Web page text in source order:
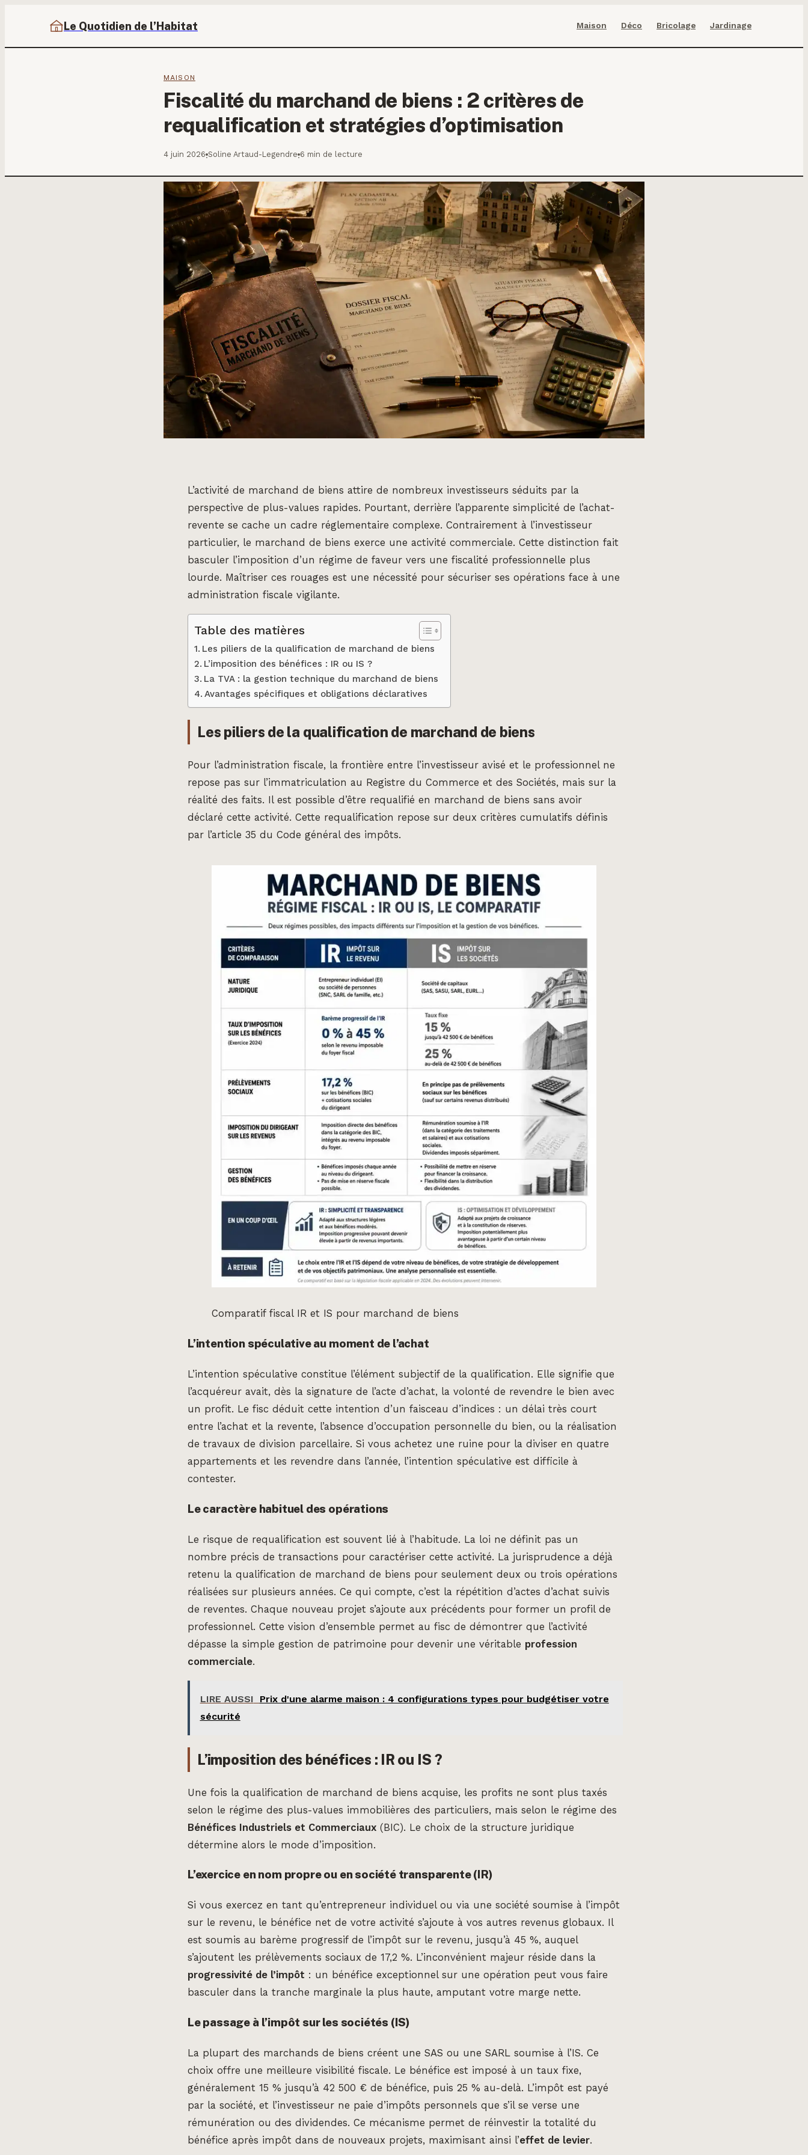
Le Quotidien de l’Habitat Maison Déco Bricolage Jardinage
MAISON
Fiscalité du marchand de biens : 2 critères de
requalification et stratégies d’optimisation
4 juin 2026·Soline Artaud-Legendre·6 min de lecture
L’activité de marchand de biens attire de nombreux investisseurs séduits par la
perspective de plus-values rapides. Pourtant, derrière l’apparente simplicité de l’achat-
revente se cache un cadre réglementaire complexe. Contrairement à l’investisseur
particulier, le marchand de biens exerce une activité commerciale. Cette distinction fait
basculer l’imposition d’un régime de faveur vers une fiscalité professionnelle plus
lourde. Maîtriser ces rouages est une nécessité pour sécuriser ses opérations face à une
administration fiscale vigilante.
Table des matières
Les piliers de la qualification de marchand de biens
L’imposition des bénéfices : IR ou IS ?
La TVA : la gestion technique du marchand de biens
Avantages spécifiques et obligations déclaratives
Les piliers de la qualification de marchand de biens
Pour l’administration fiscale, la frontière entre l’investisseur avisé et le professionnel ne
repose pas sur l’immatriculation au Registre du Commerce et des Sociétés, mais sur la
réalité des faits. Il est possible d’être requalifié en marchand de biens sans avoir
déclaré cette activité. Cette requalification repose sur deux critères cumulatifs définis
par l’article 35 du Code général des impôts.
Comparatif fiscal IR et IS pour marchand de biens
L’intention spéculative au moment de l’achat
L’intention spéculative constitue l’élément subjectif de la qualification. Elle signifie que
l’acquéreur avait, dès la signature de l’acte d’achat, la volonté de revendre le bien avec
un profit. Le fisc déduit cette intention d’un faisceau d’indices : un délai très court
entre l’achat et la revente, l’absence d’occupation personnelle du bien, ou la réalisation
de travaux de division parcellaire. Si vous achetez une ruine pour la diviser en quatre
appartements et les revendre dans l’année, l’intention spéculative est difficile à
contester.
Le caractère habituel des opérations
Le risque de requalification est souvent lié à l’habitude. La loi ne définit pas un
nombre précis de transactions pour caractériser cette activité. La jurisprudence a déjà
retenu la qualification de marchand de biens pour seulement deux ou trois opérations
réalisées sur plusieurs années. Ce qui compte, c’est la répétition d’actes d’achat suivis
de reventes. Chaque nouveau projet s’ajoute aux précédents pour former un profil de
professionnel. Cette vision d’ensemble permet au fisc de démontrer que l’activité
dépasse la simple gestion de patrimoine pour devenir une véritable profession
commerciale.
LIRE AUSSI
Prix d'une alarme maison : 4 configurations types pour budgétiser votre
sécurité
L’imposition des bénéfices : IR ou IS ?
Une fois la qualification de marchand de biens acquise, les profits ne sont plus taxés
selon le régime des plus-values immobilières des particuliers, mais selon le régime des
Bénéfices Industriels et Commerciaux (BIC). Le choix de la structure juridique
détermine alors le mode d’imposition.
L’exercice en nom propre ou en société transparente (IR)
Si vous exercez en tant qu’entrepreneur individuel ou via une société soumise à l’impôt
sur le revenu, le bénéfice net de votre activité s’ajoute à vos autres revenus globaux. Il
est soumis au barème progressif de l’impôt sur le revenu, jusqu’à 45 %, auquel
s’ajoutent les prélèvements sociaux de 17,2 %. L’inconvénient majeur réside dans la
progressivité de l’impôt : un bénéfice exceptionnel sur une opération peut vous faire
basculer dans la tranche marginale la plus haute, amputant votre marge nette.
Le passage à l’impôt sur les sociétés (IS)
La plupart des marchands de biens créent une SAS ou une SARL soumise à l’IS. Ce
choix offre une meilleure visibilité fiscale. Le bénéfice est imposé à un taux fixe,
généralement 15 % jusqu’à 42 500 € de bénéfice, puis 25 % au-delà. L’impôt est payé
par la société, et l’investisseur ne paie d’impôts personnels que s’il se verse une
rémunération ou des dividendes. Ce mécanisme permet de réinvestir la totalité du
bénéfice après impôt dans de nouveaux projets, maximisant ainsi l’effet de levier.